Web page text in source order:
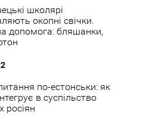
школярі
окопні свічки.
допомога: бляшанки,
по-естонськи: як
в суспільство
росіян